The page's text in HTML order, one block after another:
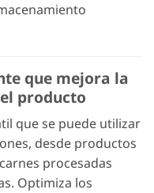
que mejora la
producto
que se puede utilizar
desde productos
procesadas
Optimiza los